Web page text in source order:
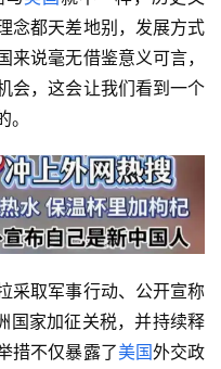
念都天差地别，发展方式
来说毫无借鉴意义可言，
会，这会让我们看到一个
采取军事行动、公开宣称
国家加征关税，并持续释
措不仅暴露了美国外交政